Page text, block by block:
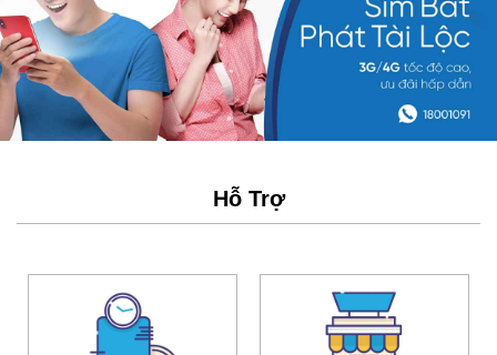
Hỗ Trợ